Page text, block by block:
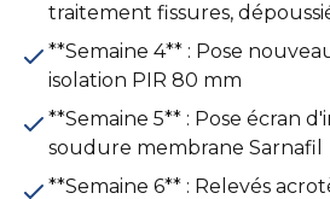
traitement fissures,
**Semaine 4** : Pose
isolation PIR 80 mm
**Semaine 5** : Pose écran
soudure membrane Sarnafil
**Semaine 6** : Relevés